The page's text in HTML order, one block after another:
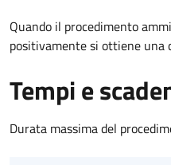
Quando il procedimento
positivamente si ottiene una
Tempi e
Durata massima del